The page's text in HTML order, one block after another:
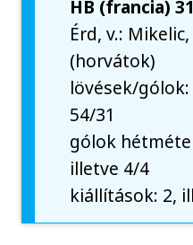
HB (francia)
Érd, v.:
(horvátok)
lövések/
54/31
gólok
illetve 4/4
kiállítások: 2,